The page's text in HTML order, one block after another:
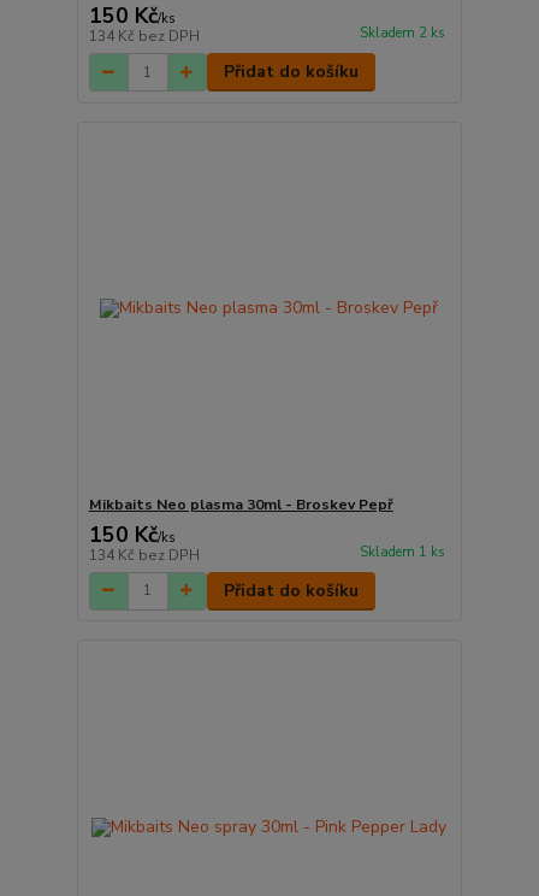
150 Kč/ks
134 Kč bez DPH Skladem 2 ks
Přidat do košíku
Mikbaits Neo plasma 30ml - Broskev Pepř
150 Kč/ks
134 Kč bez DPH Skladem 1 ks
Přidat do košíku